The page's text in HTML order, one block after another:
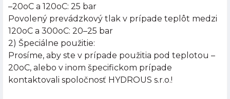
–20oC a 120oC: 25 bar
Povolený prevádzkový tlak v prípade teplôt medzi
120oC a 300oC: 20–25 bar
2) Špeciálne použitie:
Prosíme, aby ste v prípade použitia pod teplotou –
20oC, alebo v inom špecifickom prípade
kontaktovali spoločnosť HYDROUS s.r.o.!